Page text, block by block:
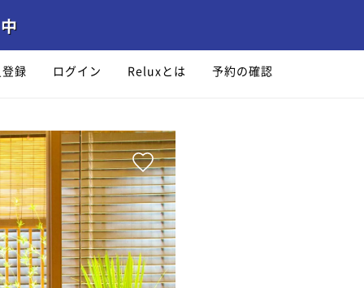
録 ログイン Reluxとは 予約の確認